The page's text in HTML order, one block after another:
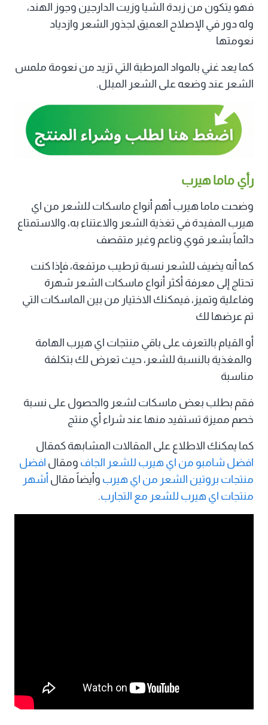
فهو يتكون من زبدة الشيا وزيت الدارجين وجوز الهند،
وله دور في الإصلاح العميق لجذور الشعر وازدياد
نعومتها
كما يعد غني بالمواد المرطبة التي تزيد من نعومة ملمس
الشعر عند وضعه على الشعر المبلل.
رأي ماما هيرب
وضحت ماما هيرب أهم أنواع ماسكات للشعر من اي
هيرب المفيدة في تغذية الشعر والاعتناء به، والاستمتاع
دائماً بشعر قوي وناعم وغير متقصف
كما أنه يضيف للشعر نسبة ترطيب مرتفعة، فإذا كنت
تحتاج إلى معرفة أكثر أنواع ماسكات الشعر شهرة
وفاعلية وتميز، فيمكنك الاختيار من بين الماسكات التي
تم عرضها لك
أو القيام بالتعرف على باقي منتجات اي هيرب الهامة
والمغذية بالنسبة للشعر، حيث تعرض لك بتكلفة
مناسبة
فقم بطلب بعض ماسكات لشعر والحصول على نسبة
خصم مميزة تستفيد منها عند شراء أي منتج
كما يمكنك الاطلاع على المقالات المشابهة كمقال
افضل شامبو من اي هيرب للشعر الجاف ومقال افضل
منتجات بروتين الشعر من اي هيرب وأيضاً مقال أشهر
منتجات اي هيرب للشعر مع التجارب.